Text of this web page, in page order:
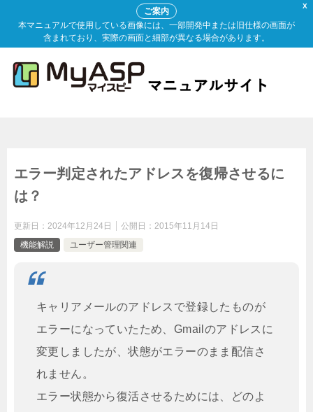
X
ご案内
本マニュアルで使用している画像には、一部開発中または旧仕様の画面が
含まれており、実際の画面と細部が異なる場合があります。
エラー判定されたアドレスを復帰させるに
は？
更新日： 2024年12月24日 公開日： 2015年11月14日
機能解説
ユーザー管理関連
キャリアメールのアドレスで登録したものが
エラーになっていたため、Gmailのアドレスに
変更しましたが、状態がエラーのまま配信さ
れません。
エラー状態から復活させるためには、どのよ